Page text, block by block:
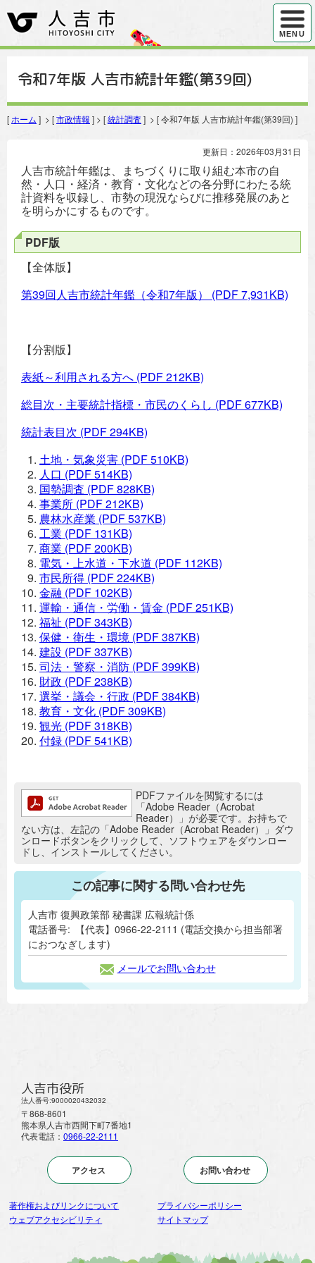
ハンバ
MENU
令和7年版 人吉市統計年鑑(第39回)
[ ホーム ] > [市政情報 ] > [統計調査 ] > [ 令和7年版 人吉市統計年鑑(第39回) ]
更新日：2026年03月31日
人吉市統計年鑑は、まちづくりに取り組む本市の自
然・人口・経済・教育・文化などの各分野にわたる統
計資料を収録し、市勢の現況ならびに推移発展のあと
を明らかにするものです。
PDF版
【全体版】
第39回人吉市統計年鑑（令和7年版）
(PDF 7,931KB)
【分割版】
表紙～利用される方へ (PDF 212KB)
総目次・主要統計指標・市民のくらし (PDF 677KB)
統計表目次 (PDF 294KB)
土地・気象災害 (PDF 510KB)
人口 (PDF 514KB)
国勢調査 (PDF 828KB)
事業所 (PDF 212KB)
農林水産業 (PDF 537KB)
工業 (PDF 131KB)
商業 (PDF 200KB)
電気・上水道・下水道 (PDF 112KB)
市民所得 (PDF 224KB)
金融 (PDF 102KB)
運輸・通信・労働・賃金 (PDF 251KB)
福祉 (PDF 343KB)
保健・衛生・環境 (PDF 387KB)
建設 (PDF 337KB)
司法・警察・消防 (PDF 399KB)
財政 (PDF 238KB)
選挙・議会・行政 (PDF 384KB)
教育・文化 (PDF 309KB)
観光 (PDF 318KB)
付録 (PDF 541KB)
追加情報：PDFファイルPDFファイルを閲覧するには
「Adobe Reader（Acrobat
Reader）」が必要です。お持ちで
ない方は、左記の「Adobe Reader（Acrobat Reader）」ダウ
ンロードボタンをクリックして、ソフトウェアをダウンロー
ドし、インストールしてください。
この記事に関する問い合わせ先
人吉市 復興政策部 秘書課 広報統計係
電話番号:
【代表】0966-22-2111 (電話交換から担当部署
におつなぎします)
メールでお問い合わせ
人吉市役所
法人番号:9000020432032
〒868-8601
熊本県人吉市西間下町7番地1
代表電話： 0966-22-2111
アクセス お問い合わせ
著作権およびリンクについて
プライバシーポリシー
ウェブアクセシビリティ
サイトマップ